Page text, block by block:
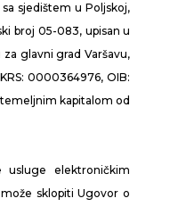
sjedištem u Poljskoj,
broj 05-083, upisan u
glavni grad Varšavu,
0000364976, OIB:
temeljnim kapitalom od
usluge elektroničkim
sklopiti Ugovor o